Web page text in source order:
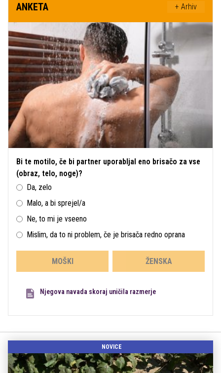
ANKETA + Arhiv
Bi te motilo, če bi partner uporabljal eno brisačo za vse
(obraz, telo, noge)?
Da, zelo
Malo, a bi sprejel/a
Ne, to mi je vseeno
Mislim, da to ni problem, če je brisača redno oprana
MOŠKI ŽENSKA
Njegova navada skoraj uničila razmerje
NOVICE